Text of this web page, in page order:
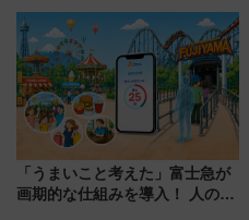
「うまいこと考えた」富士急が
画期的な仕組みを導入！ 人のか